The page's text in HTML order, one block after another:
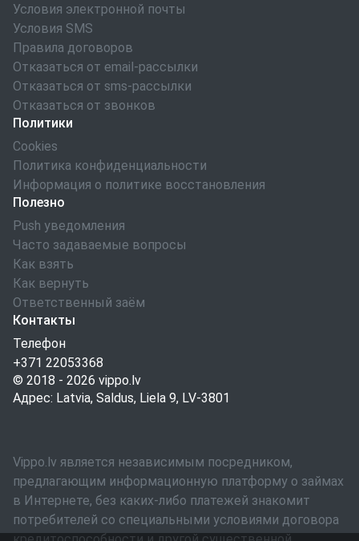
Условия электронной почты
Условия SMS
Правила договоров
Отказаться от email-рассылки
Отказаться от sms-рассылки
Отказаться от звонков
Политики
Cookies
Политика конфиденциальности
Информация о политике восстановления
Полезно
Push уведомления
Часто задаваемые вопросы
Как взять
Как вернуть
Ответственный заём
Контакты
Телефон
+371 22053368
© 2018 - 2026 vippo.lv
Адрес: Latvia, Saldus, Liela 9, LV-3801
Vippo.lv является независимым посредником,
предлагающим информационную платформу о займах
в Интернете, без каких-либо платежей знакомит
потребителей со специальными условиями договора